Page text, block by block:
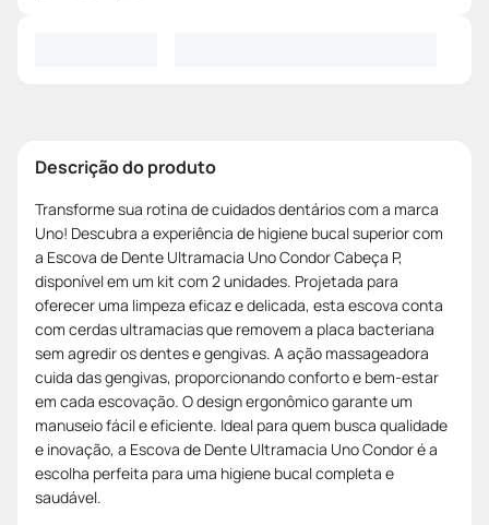
Descrição do produto
Transforme sua rotina de cuidados dentários com a marca
Uno! Descubra a experiência de higiene bucal superior com
a Escova de Dente Ultramacia Uno Condor Cabeça P,
disponível em um kit com 2 unidades. Projetada para
oferecer uma limpeza eficaz e delicada, esta escova conta
com cerdas ultramacias que removem a placa bacteriana
sem agredir os dentes e gengivas. A ação massageadora
cuida das gengivas, proporcionando conforto e bem-estar
em cada escovação. O design ergonômico garante um
manuseio fácil e eficiente. Ideal para quem busca qualidade
e inovação, a Escova de Dente Ultramacia Uno Condor é a
escolha perfeita para uma higiene bucal completa e
saudável.